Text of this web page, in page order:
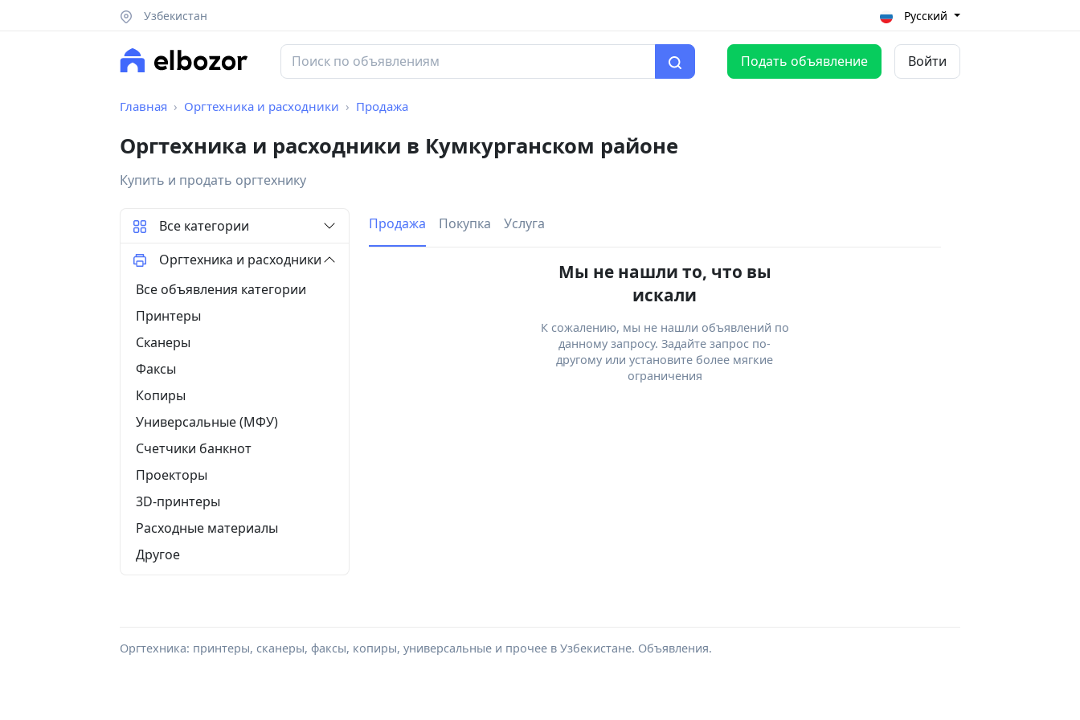
Узбекистан Русский
Подать объявление Войти
Главная Оргтехника и расходники Продажа
Оргтехника и расходники в Кумкурганском районе
Купить и продать оргтехнику
Продажа Покупка Услуга
Мы не нашли то, что вы
искали
К сожалению, мы не нашли объявлений по
данному запросу. Задайте запрос по-
другому или установите более мягкие
ограничения
Все категории
Оргтехника и расходники
Все объявления категории
Принтеры
Сканеры
Факсы
Копиры
Универсальные (МФУ)
Счетчики банкнот
Проекторы
3D-принтеры
Расходные материалы
Другое
Оргтехника: принтеры, сканеры, факсы, копиры, универсальные и прочее в Узбекистане. Объявления.